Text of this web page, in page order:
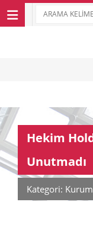
Hekim
Unutmadı
Kategori: